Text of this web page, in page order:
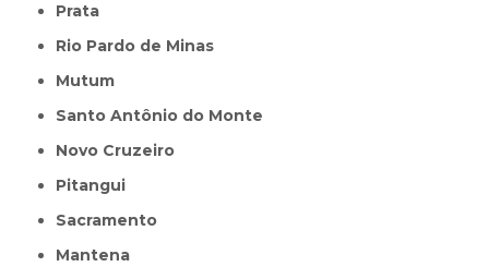
Prata
Rio Pardo de Minas
Mutum
Santo Antônio do Monte
Novo Cruzeiro
Pitangui
Sacramento
Mantena